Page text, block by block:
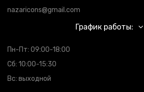
nazaricons@gmail.com
График работы:
Пн-Пт: 09:00-18:00
Сб: 10:00-15:30
Вс: выходной